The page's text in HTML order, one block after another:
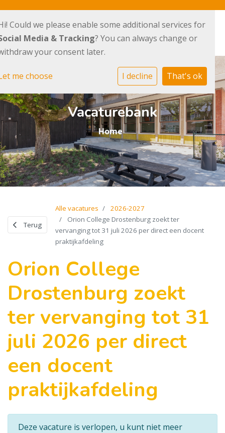
Vacaturebank
Home
Terug
Alle vacatures
2026-2027
Orion College Drostenburg zoekt ter
vervanging tot 31 juli 2026 per direct een docent
praktijkafdeling
Orion College
Drostenburg zoekt
ter vervanging tot 31
juli 2026 per direct
een docent
praktijkafdeling
Deze vacature is verlopen, u kunt niet meer
Could we please enable some additional services for
Media & Tracking? You can always change or
your consent later.
me choose I decline That's ok